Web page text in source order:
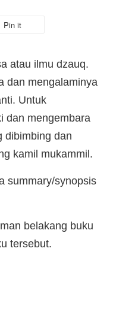
Pin it
atau ilmu dzauq.
dan mengalaminya
Untuk
dan mengembara
dibimbing dan
kamil mukammil.
summary/synopsis
belakang buku
tersebut.